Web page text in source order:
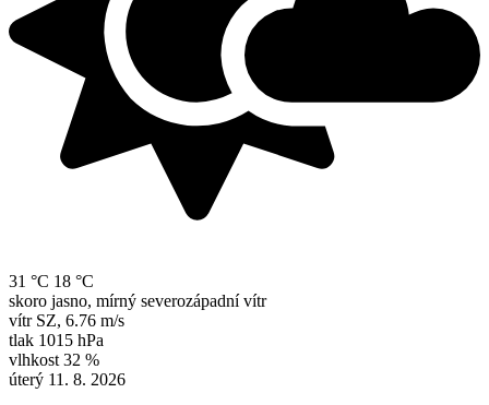
31 °C 18 °C
skoro jasno, mírný severozápadní vítr
vítr SZ, 6.76 m/s
tlak 1015 hPa
vlhkost 32 %
úterý 11. 8. 2026